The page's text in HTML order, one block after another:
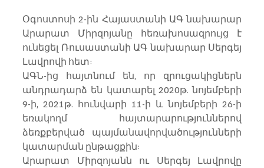
Օգոստոսի 2-ին Հայաստանի ԱԳ նախարար
Արարատ Միրզոյանը հեռախոսազրույց է
ունեցել Ռուսաստանի ԱԳ նախարար Սերգեյ
Լավրովի հետ:
ԱԳՆ-ից հայտնում են, որ զրուցակիցներն
անդրադարձ են կատարել 2020թ. նոյեմբերի
9-ի, 2021թ. հունվարի 11-ի և նոյեմբերի 26-ի
եռակողմ հայտարարություններով
ձեռքբերված պայմանավորվածությունների
կատարման ընթացքին:
Արարատ Միրզոյանն ու Սերգեյ Լավրովը